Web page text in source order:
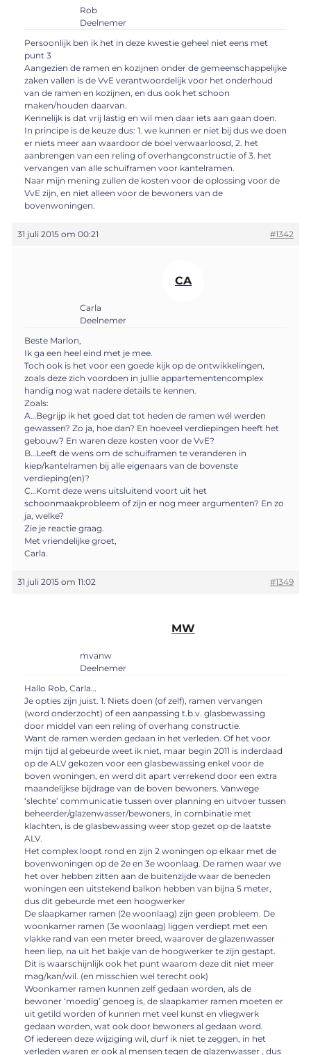
Rob
Deelnemer
Persoonlijk ben ik het in deze kwestie geheel niet eens met
punt 3
Aangezien de ramen en kozijnen onder de gemeenschappelijke
zaken vallen is de VvE verantwoordelijk voor het onderhoud
van de ramen en kozijnen, en dus ook het schoon
maken/houden daarvan.
Kennelijk is dat vrij lastig en wil men daar iets aan gaan doen.
In principe is de keuze dus: 1. we kunnen er niet bij dus we doen
er niets meer aan waardoor de boel verwaarloosd, 2. het
aanbrengen van een reling of overhangconstructie of 3. het
vervangen van alle schuiframen voor kantelramen.
Naar mijn mening zullen de kosten voor de oplossing voor de
VvE zijn, en niet alleen voor de bewoners van de
bovenwoningen.
31 juli 2015 om 00:21 #1342
CA
Carla
Deelnemer
Beste Marlon,
Ik ga een heel eind met je mee.
Toch ook is het voor een goede kijk op de ontwikkelingen,
zoals deze zich voordoen in jullie appartementencomplex
handig nog wat nadere details te kennen.
Zoals:
A…Begrijp ik het goed dat tot heden de ramen wél werden
gewassen? Zo ja, hoe dan? En hoeveel verdiepingen heeft het
gebouw? En waren deze kosten voor de VvE?
B…Leeft de wens om de schuiframen te veranderen in
kiep/kantelramen bij alle eigenaars van de bovenste
verdieping(en)?
C…Komt deze wens uitsluitend voort uit het
schoonmaakprobleem of zijn er nog meer argumenten? En zo
ja, welke?
Zie je reactie graag.
Met vriendelijke groet,
Carla.
31 juli 2015 om 11:02 #1349
MW
mvanw
Deelnemer
Hallo Rob, Carla…
Je opties zijn juist. 1. Niets doen (of zelf), ramen vervangen
(word onderzocht) of een aanpassing t.b.v. glasbewassing
door middel van een reling of overhang constructie.
Want de ramen werden gedaan in het verleden. Of het voor
mijn tijd al gebeurde weet ik niet, maar begin 2011 is inderdaad
op de ALV gekozen voor een glasbewassing enkel voor de
boven woningen, en werd dit apart verrekend door een extra
maandelijkse bijdrage van de boven bewoners. Vanwege
‘slechte’ communicatie tussen over planning en uitvoer tussen
beheerder/glazenwasser/bewoners, in combinatie met
klachten, is de glasbewassing weer stop gezet op de laatste
ALV.
Het complex loopt rond en zijn 2 woningen op elkaar met de
bovenwoningen op de 2e en 3e woonlaag. De ramen waar we
het over hebben zitten aan de buitenzijde waar de beneden
woningen een uitstekend balkon hebben van bijna 5 meter,
dus dit gebeurde met een hoogwerker
De slaapkamer ramen (2e woonlaag) zijn geen probleem. De
woonkamer ramen (3e woonlaag) liggen verdiept met een
vlakke rand van een meter breed, waarover de glazenwasser
heen liep, na uit het bakje van de hoogwerker te zijn gestapt.
Dit is waarschijnlijk ook het punt waarom deze dit niet meer
mag/kan/wil. (en misschien wel terecht ook)
Woonkamer ramen kunnen zelf gedaan worden, als de
bewoner ‘moedig’ genoeg is, de slaapkamer ramen moeten er
uit getild worden of kunnen met veel kunst en vliegwerk
gedaan worden, wat ook door bewoners al gedaan word.
Of iedereen deze wijziging wil, durf ik niet te zeggen, in het
verleden waren er ook al mensen tegen de glazenwasser , dus